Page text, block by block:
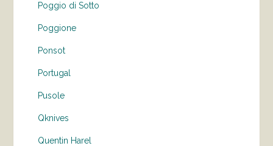
Poggio di Sotto
Poggione
Ponsot
Portugal
Pusole
Qknives
Quentin Harel